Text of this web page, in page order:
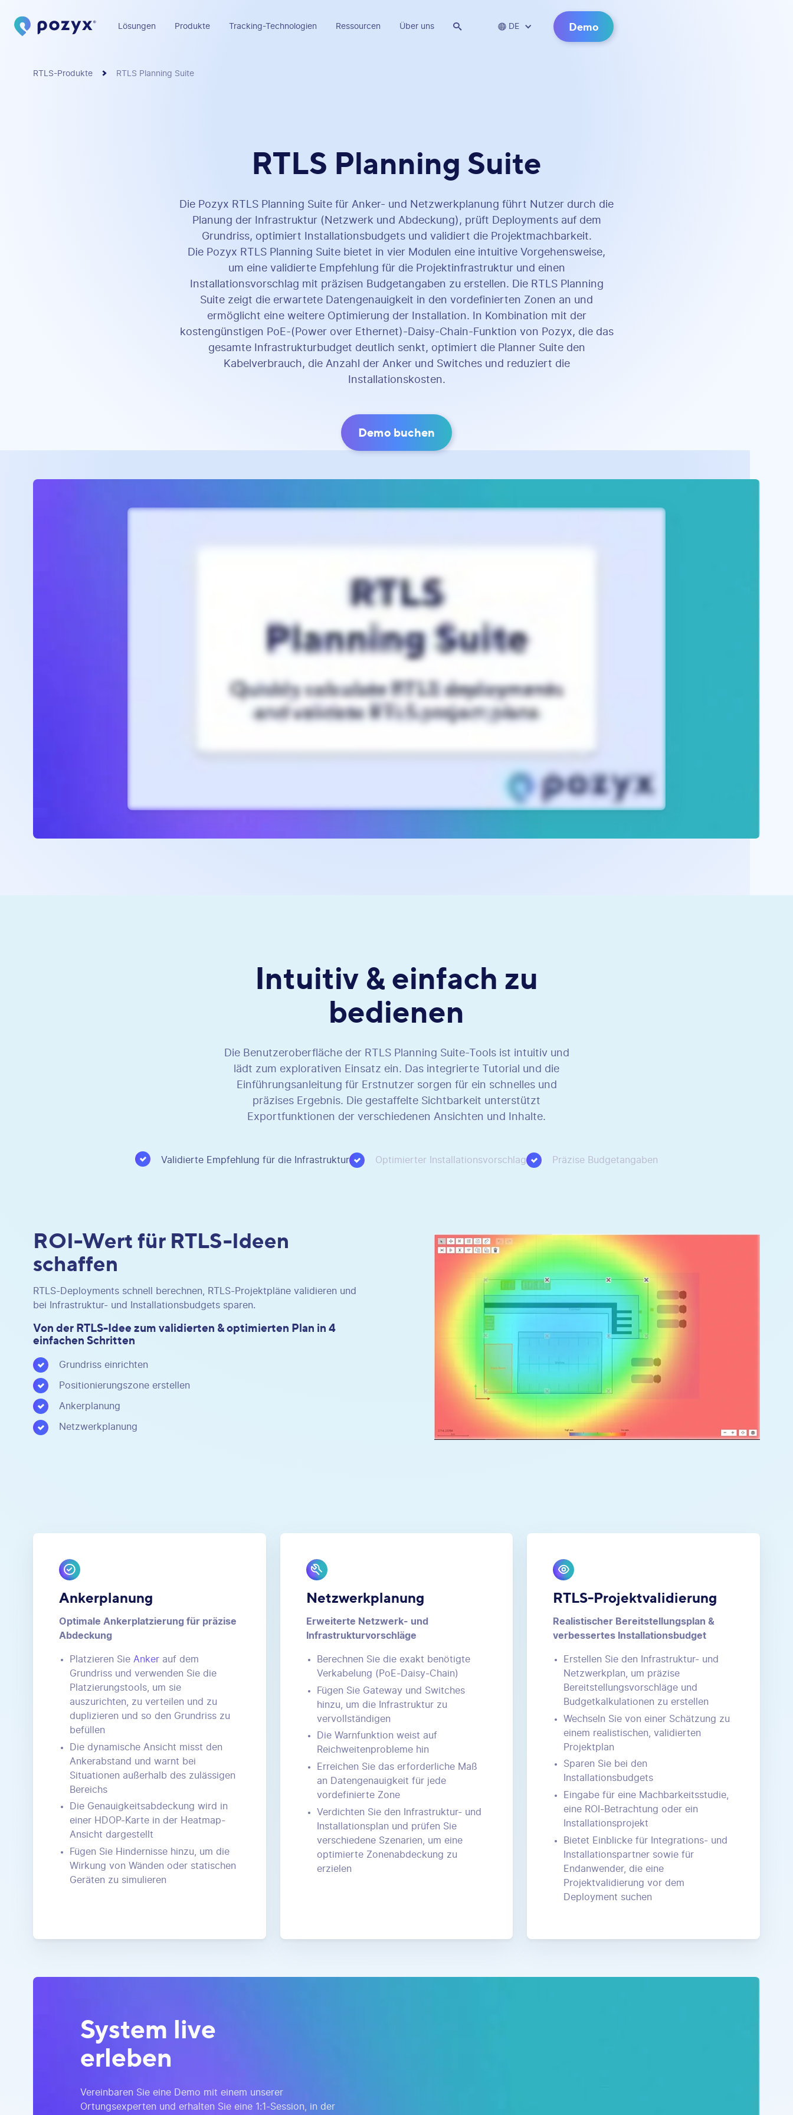
Lösungen Produkte Tracking-Technologien Ressourcen Über uns   DE Demo
RTLS-Produkte RTLS Planning Suite
RTLS Planning Suite
Die Pozyx RTLS Planning Suite für Anker- und Netzwerkplanung führt Nutzer durch die
Planung der Infrastruktur (Netzwerk und Abdeckung), prüft Deployments auf dem
Grundriss, optimiert Installationsbudgets und validiert die Projektmachbarkeit.
Die Pozyx RTLS Planning Suite bietet in vier Modulen eine intuitive Vorgehensweise,
um eine validierte Empfehlung für die Projektinfrastruktur und einen
Installationsvorschlag mit präzisen Budgetangaben zu erstellen. Die RTLS Planning
Suite zeigt die erwartete Datengenauigkeit in den vordefinierten Zonen an und
ermöglicht eine weitere Optimierung der Installation. In Kombination mit der
kostengünstigen PoE-(Power over Ethernet)-Daisy-Chain-Funktion von Pozyx, die das
gesamte Infrastrukturbudget deutlich senkt, optimiert die Planner Suite den
Kabelverbrauch, die Anzahl der Anker und Switches und reduziert die
Installationskosten.
Demo buchen
Intuitiv & einfach zu
bedienen
Die Benutzeroberfläche der RTLS Planning Suite-Tools ist intuitiv und
lädt zum explorativen Einsatz ein. Das integrierte Tutorial und die
Einführungsanleitung für Erstnutzer sorgen für ein schnelles und
präzises Ergebnis. Die gestaffelte Sichtbarkeit unterstützt
Exportfunktionen der verschiedenen Ansichten und Inhalte.
Validierte Empfehlung für die Infrastruktur Optimierter Installationsvorschlag Präzise Budgetangaben
ROI-Wert für RTLS-Ideen
schaffen
RTLS-Deployments schnell berechnen, RTLS-Projektpläne validieren und
bei Infrastruktur- und Installationsbudgets sparen.
Von der RTLS-Idee zum validierten & optimierten Plan in 4
einfachen Schritten
Grundriss einrichten
Positionierungszone erstellen
Ankerplanung
Netzwerkplanung
Ankerplanung
Optimale Ankerplatzierung für präzise
Abdeckung
Platzieren Sie Anker auf dem
Grundriss und verwenden Sie die
Platzierungstools, um sie
auszurichten, zu verteilen und zu
duplizieren und so den Grundriss zu
befüllen
Die dynamische Ansicht misst den
Ankerabstand und warnt bei
Situationen außerhalb des zulässigen
Bereichs
Die Genauigkeitsabdeckung wird in
einer HDOP-Karte in der Heatmap-
Ansicht dargestellt
Fügen Sie Hindernisse hinzu, um die
Wirkung von Wänden oder statischen
Geräten zu simulieren
Netzwerkplanung
Erweiterte Netzwerk- und
Infrastrukturvorschläge
Berechnen Sie die exakt benötigte
Verkabelung (PoE-Daisy-Chain)
Fügen Sie Gateway und Switches
hinzu, um die Infrastruktur zu
vervollständigen
Die Warnfunktion weist auf
Reichweitenprobleme hin
Erreichen Sie das erforderliche Maß
an Datengenauigkeit für jede
vordefinierte Zone
Verdichten Sie den Infrastruktur- und
Installationsplan und prüfen Sie
verschiedene Szenarien, um eine
optimierte Zonenabdeckung zu
erzielen
RTLS-Projektvalidierung
Realistischer Bereitstellungsplan &
verbessertes Installationsbudget
Erstellen Sie den Infrastruktur- und
Netzwerkplan, um präzise
Bereitstellungsvorschläge und
Budgetkalkulationen zu erstellen
Wechseln Sie von einer Schätzung zu
einem realistischen, validierten
Projektplan
Sparen Sie bei den
Installationsbudgets
Eingabe für eine Machbarkeitsstudie,
eine ROI-Betrachtung oder ein
Installationsprojekt
Bietet Einblicke für Integrations- und
Installationspartner sowie für
Endanwender, die eine
Projektvalidierung vor dem
Deployment suchen
System live
erleben
Vereinbaren Sie eine Demo mit einem unserer
Ortungsexperten und erhalten Sie eine 1:1-Session, in der